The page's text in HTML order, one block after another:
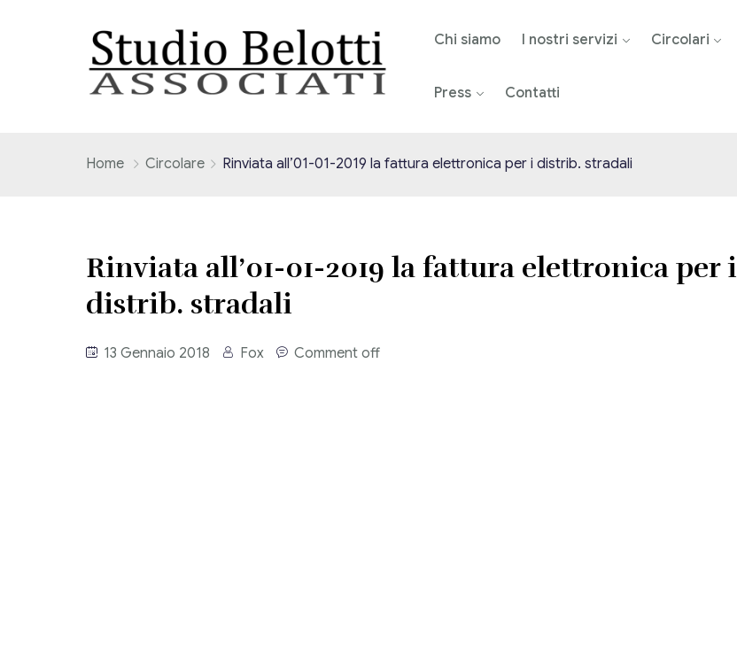
Chi siamo I nostri servizi Circolari
Press Contatti
Home Circolare Rinviata all’01-01-2019 la fattura elettronica per i distrib. stradali
Rinviata all’01-01-2019 la fattura elettronica per i
distrib. stradali
13 Gennaio 2018 Fox Comment off